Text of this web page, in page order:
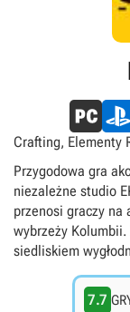
Crafting, Elementy
Singleplayer,
Przygodowa gra
niezależne studio
przenosi graczy na
wybrzeży
siedliskiem
Abby, Jack lub
umiejętnościami
7.7